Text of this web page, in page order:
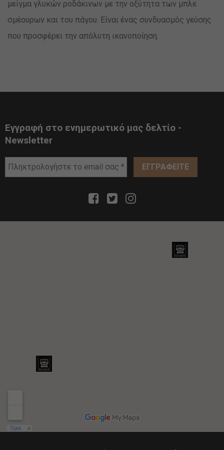
μείγμα γλυκών ροδάκινων με την οξύτητα των μπλε
σμέουρων και του πάγου. Είναι ένας συνδυασμός γεύσης
που προσφέρει την απόλυτη ικανοποίηση.
Εγγραφή στο ενημερωτικό μας δελτίο -
Newsletter